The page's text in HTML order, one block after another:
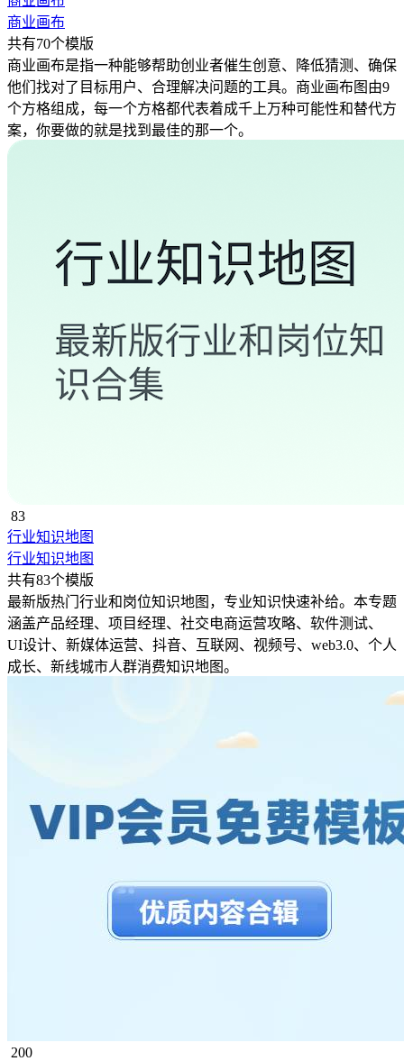
商业画布
共有70个模版
商业画布是指一种能够帮助创业者催生创意、降低猜测、确保
他们找对了目标用户、合理解决问题的工具。商业画布图由9
个方格组成，每一个方格都代表着成千上万种可能性和替代方
案，你要做的就是找到最佳的那一个。
83
行业知识地图
行业知识地图
共有83个模版
最新版热门行业和岗位知识地图，专业知识快速补给。本专题
涵盖产品经理、项目经理、社交电商运营攻略、软件测试、
UI设计、新媒体运营、抖音、互联网、视频号、web3.0、个人
成长、新线城市人群消费知识地图。
200